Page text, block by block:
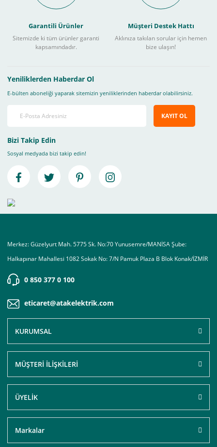
Garantili Ürünler
Sitemizde ki tüm ürünler garanti
kapsamındadır.
Müşteri Destek Hattı
Aklınıza takılan sorular için hemen
bize ulaşın!
Yeniliklerden Haberdar Ol
E-bülten aboneliği yaparak sitemizin yeniliklerinden haberdar olabilirsiniz.
KAYIT OL
Bizi Takip Edin
Sosyal medyada bizi takip edin!
Merkez: Güzelyurt Mah. 5775 Sk. No:70 Yunusemre/MANİSA Şube:
Halkapınar Mahallesi 1082 Sokak No: 7/N Pamuk Plaza B Blok Konak/İZMİR
0 850 377 0 100
eticaret@atakelektrik.com
KURUMSAL
MÜŞTERİ İLİŞKİLERİ
ÜYELİK
Markalar